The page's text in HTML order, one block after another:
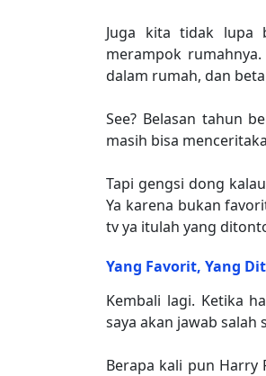
Juga kita tidak lupa
merampok
dalam rumah, dan
See? Belasan tahun
masih bisa
Tapi gengsi dong
Ya karena bukan
tv ya itulah yang
Yang Favorit, Yang
Kembali lagi. Ketika
saya akan jawab salah
Berapa kali pun